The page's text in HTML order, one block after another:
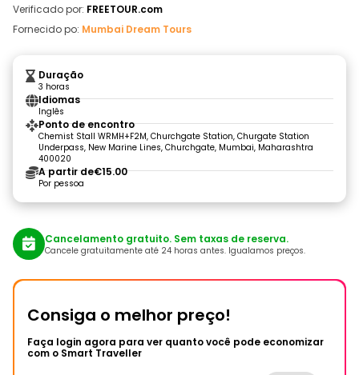
Verificado por: FREETOUR.com
Fornecido po: Mumbai Dream Tours
Duração
3 horas
Idiomas
Inglês
Ponto de encontro
Chemist Stall WRMH+F2M, Churchgate Station, Churgate Station
Underpass, New Marine Lines, Churchgate, Mumbai, Maharashtra
400020
A partir de€15.00
Por pessoa
Cancelamento gratuito. Sem taxas de reserva.
Cancele gratuitamente até 24 horas antes. Igualamos preços.
Consiga o melhor preço!
Faça login agora para ver quanto você pode economizar
com o Smart Traveller